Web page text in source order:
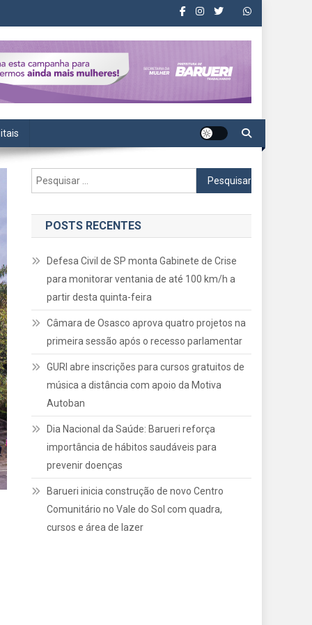
Pesquisar
por:
POSTS RECENTES
Defesa Civil de SP monta Gabinete de Crise
para monitorar ventania de até 100 km/h a
partir desta quinta-feira
Câmara de Osasco aprova quatro projetos na
primeira sessão após o recesso parlamentar
GURI abre inscrições para cursos gratuitos de
música a distância com apoio da Motiva
Autoban
Dia Nacional da Saúde: Barueri reforça
importância de hábitos saudáveis para
prevenir doenças
Barueri inicia construção de novo Centro
Comunitário no Vale do Sol com quadra,
cursos e área de lazer